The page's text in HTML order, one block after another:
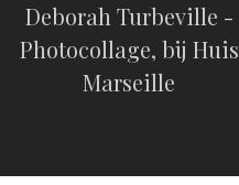
Deborah Turbeville -
Photocollage, bij Huis
Marseille